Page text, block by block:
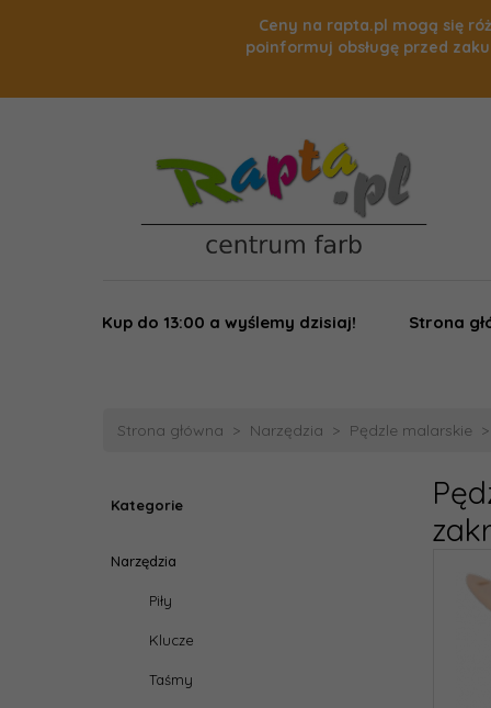
Ceny na rapta.pl mogą się
poinformuj obsługę przed
Kup do 13:00 a wyślemy dzisiaj! Strona
Strona główna Narzędzia Pędzle malarskie
Kategorie
Narzędzia
Piły
Klucze
Taśmy